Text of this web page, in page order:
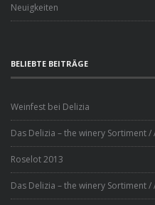
Neuigkeiten
BELIEBTE BEITRÄGE
Weinfest bei Delizia
Das Delizia – the winery Sortiment
Roselot 2013
Das Delizia – the winery Sortiment